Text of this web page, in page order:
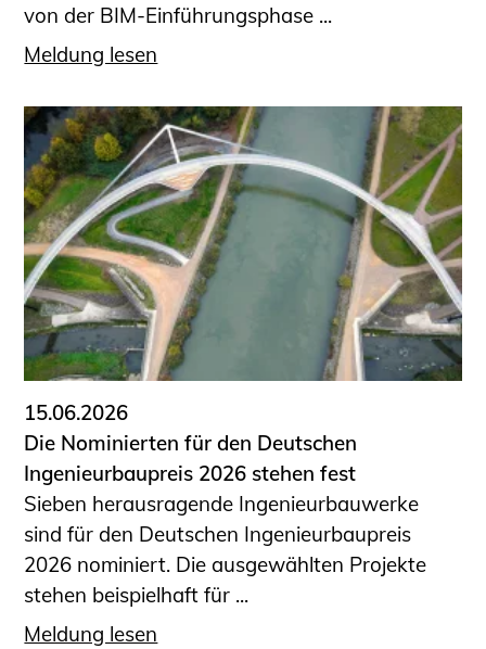
von der BIM-Einführungsphase ...
Meldung lesen
15.06.2026
Die Nominierten für den Deutschen
Ingenieurbaupreis 2026 stehen fest
Sieben herausragende Ingenieurbauwerke
sind für den Deutschen Ingenieurbaupreis
2026 nominiert. Die ausgewählten Projekte
stehen beispielhaft für ...
Meldung lesen